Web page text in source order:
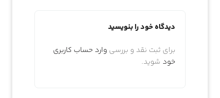
دیدگاه خود را بنویسید
برای ثبت نقد و بررسی وارد حساب کاربری
خود شوید.